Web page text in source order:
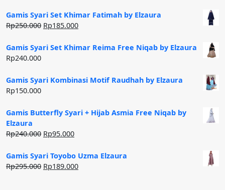
Gamis Syari Set Khimar Fatimah by Elzaura
Rp250.000 Harga
adalah:
Rp185.000Harga
ini
Gamis Syari Set Khimar Reima Free Niqab by Elzaura
Rp240.000
Gamis Syari Kombinasi Motif Raudhah by Elzaura
Rp150.000
Gamis Butterfly Syari + Hijab Asmia Free Niqab by
Elzaura
Rp240.000 Harga
adalah:
Rp240.000.
Rp95.000Harga
ini
adalah:
Gamis Syari Toyobo Uzma Elzaura
Rp295.000 Harga
Rp189.000Harga